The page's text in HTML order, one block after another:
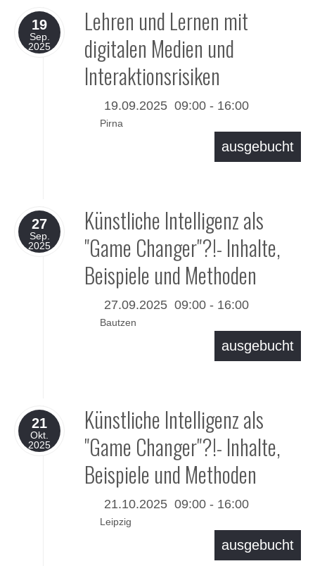
19
Sep.
2025
Lehren und Lernen mit
digitalen Medien und
Interaktionsrisiken
19.09.2025 09:00- 16:00
Pirna
ausgebucht
27
Sep.
2025
Künstliche Intelligenz als
"Game Changer"?!- Inhalte,
Beispiele und Methoden
27.09.2025 09:00- 16:00
Bautzen
ausgebucht
21
Okt.
2025
Künstliche Intelligenz als
"Game Changer"?!- Inhalte,
Beispiele und Methoden
21.10.2025 09:00- 16:00
Leipzig
ausgebucht